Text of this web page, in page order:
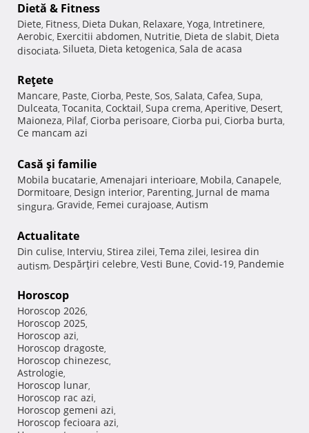
Dietă & Fitness
Diete, Fitness, Dieta Dukan, Relaxare, Yoga, Intretinere,
Aerobic, Exercitii abdomen, Nutritie, Dieta de slabit, Dieta
disociata, Silueta, Dieta ketogenica, Sala de acasa
Reţete
Mancare, Paste, Ciorba, Peste, Sos, Salata, Cafea, Supa,
Dulceata, Tocanita, Cocktail, Supa crema, Aperitive, Desert,
Maioneza, Pilaf, Ciorba perisoare, Ciorba pui, Ciorba burta,
Ce mancam azi
Casă şi familie
Mobila bucatarie, Amenajari interioare, Mobila, Canapele,
Dormitoare, Design interior, Parenting, Jurnal de mama
singura, Gravide, Femei curajoase, Autism
Actualitate
Din culise, Interviu, Stirea zilei, Tema zilei, Iesirea din
autism, Despărţiri celebre, Vesti Bune, Covid-19, Pandemie
Horoscop
Horoscop 2026,
Horoscop 2025,
Horoscop azi,
Horoscop dragoste,
Horoscop chinezesc,
Astrologie,
Horoscop lunar,
Horoscop rac azi,
Horoscop gemeni azi,
Horoscop fecioara azi,